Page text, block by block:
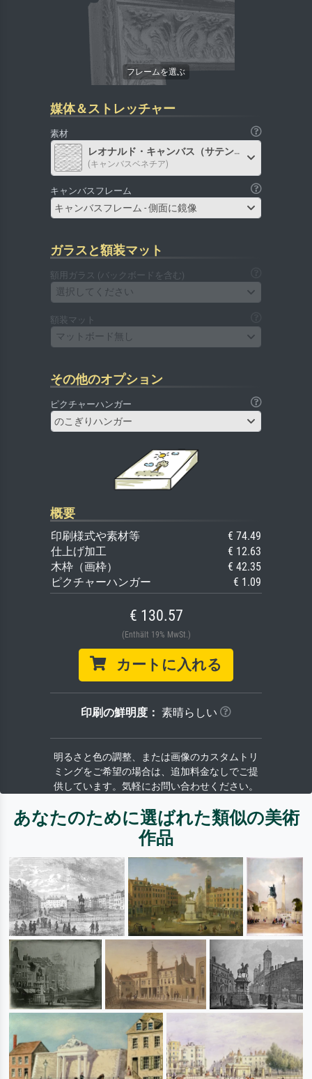
媒体＆ストレッチャー
素材
レオナルド・キャンバス（サテン）
(キャンバスベネチア)
キャンバスフレーム
キャンバスフレーム - 側面に鏡像
ガラスと額装マット
額用ガラス (バックボードを含む)
選択してください
額装マット
マットボード無し
その他のオプション
ピクチャーハンガー
のこぎりハンガー
概要
印刷様式や素材等
€ 74.49
仕上げ加工
€ 12.63
木枠（画枠）
€ 42.35
ピクチャーハンガー
€ 1.09
€ 130.57
(Enthält 19% MwSt.)
カートに入れる
印刷の鮮明度： 素晴らしい
明るさと色の調整、または画像のカスタムトリ
ミングをご希望の場合は、追加料金なしでご提
供しています。気軽にお問い合わせください。
あなたのために選ばれた類似の美術
作品